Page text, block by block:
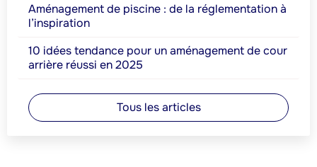
Aménagement de piscine : de la réglementation à
l’inspiration
10 idées tendance pour un aménagement de cour
arrière réussi en 2025
Tous les articles